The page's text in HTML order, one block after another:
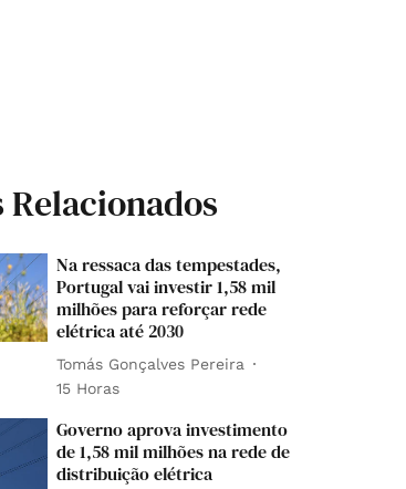
Na ressaca das tempestades,
Portugal vai investir 1,58 mil
milhões para reforçar rede
elétrica até 2030
Tomás Gonçalves Pereira
15 Horas
Governo aprova investimento
de 1,58 mil milhões na rede de
distribuição elétrica